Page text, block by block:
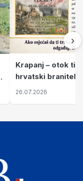
Krapanj – otok
hrvatski branitelji
pronalaze mir
26.07.2026
›